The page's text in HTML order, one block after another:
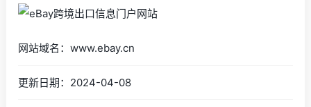
网站域名：www.ebay.cn
更新日期：2024-04-08